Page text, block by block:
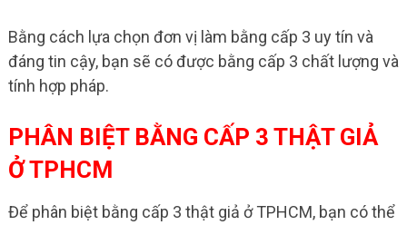
Bằng cách lựa chọn đơn vị làm bằng cấp 3 uy tín và
đáng tin cậy, bạn sẽ có được bằng cấp 3 chất lượng và
tính hợp pháp.
PHÂN BIỆT BẰNG CẤP 3 THẬT GIẢ
Ở TPHCM
Để phân biệt bằng cấp 3 thật giả ở TPHCM, bạn có thể